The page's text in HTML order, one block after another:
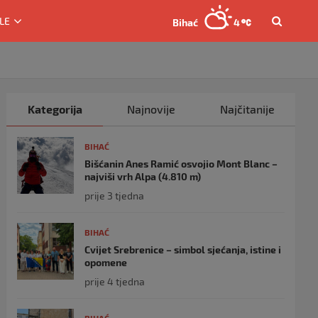
Bihać 4
Kategorija Najnovije Najčitanije
BIHAĆ
Bišćanin Anes Ramić osvojio Mont Blanc –
najviši vrh Alpa (4.810 m)
prije 3 tjedna
BIHAĆ
Cvijet Srebrenice – simbol sjećanja, istine i
opomene
prije 4 tjedna